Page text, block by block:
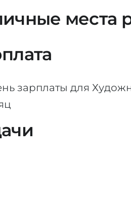
места
зарплаты для